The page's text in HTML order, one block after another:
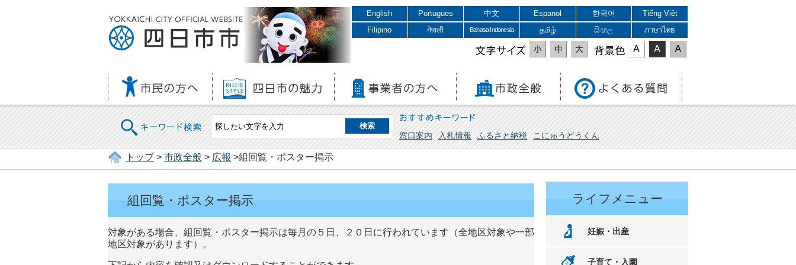
English Portugues 中文 Espanol 한국어
Tiếng Việt
Filipino
नेपाली Bahasa Indonesia தமிழ் සිංහල ภาษาไทย
文字サイズ 表示色
キーワード検索 おすすめキーワード
窓口案内 入札情報 ふるさと納税 こにゅうどうくん
トップ> 市政全般 > 広報 >組回覧・ポスター掲示
組回覧・ポスター掲示
対象がある場合、組回覧・ポスター掲示は毎月の５日、２０日に行われています（全地区対象や一部
地区対象があります）。
ライフメニュー
妊娠・出産
子育て・入園